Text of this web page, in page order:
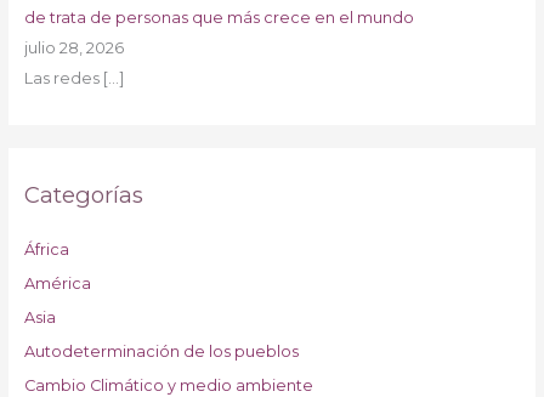
de trata de personas que más crece en el mundo
julio 28, 2026
Las redes […]
Categorías
África
América
Asia
Autodeterminación de los pueblos
Cambio Climático y medio ambiente